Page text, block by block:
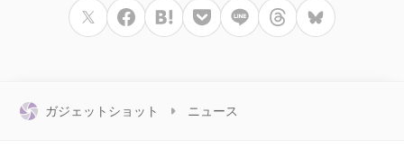
ガジェットショット ニュース